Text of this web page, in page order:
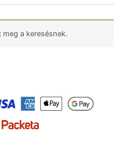
meg a keresésnek.